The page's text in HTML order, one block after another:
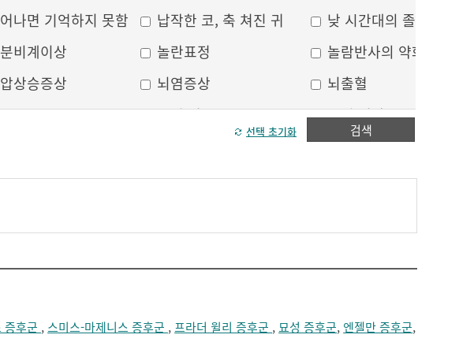
나면 기억하지 못함 납작한 코, 축 쳐진 귀
낮 시간대의 졸음
비계이상 놀란표정
놀람반사의 약화
상승증상 뇌염증상
뇌출혈
두피 건조
두피 열상
모발이 거침
성 통증 방향감각 상실
볼, 눈주위 움푹 꺼짐
장애 얼굴 중심선이 안맞음
얼굴 한쪽의 반점
형태의 이상 운동 실어증
원형, 타원형의 탈모
검색
선택 초기화
증후군 ,스미스-마제니스 증후군 ,프라더 윌리 증후군 ,묘성 증후군, 엔젤만 증후군,